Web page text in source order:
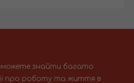
зможете знайти багато
про роботу та життя в